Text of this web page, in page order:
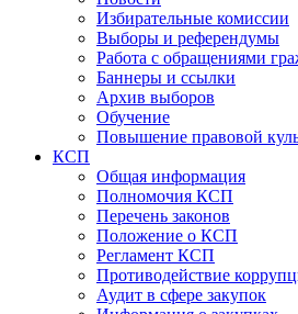
Избирательные комиссии
Выборы и референдумы
Работа с обращениями
Баннеры и ссылки
Архив выборов
Обучение
Повышение правовой
КСП
Общая информация
Полномочия КСП
Перечень законов
Положение о КСП
Регламент КСП
Противодействие
Аудит в сфере закупок